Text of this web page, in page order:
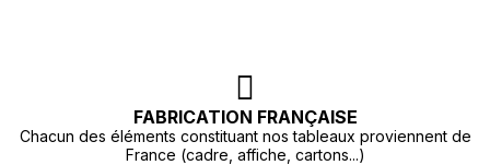
FABRICATION FRANÇAISE
Chacun des éléments constituant nos tableaux proviennent de
France (cadre, affiche, cartons...)